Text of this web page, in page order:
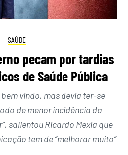
SAÚDE
pecam por tardias
de Saúde Pública
bem vindo, mas devia ter-se
de menor incidência da
salientou Ricardo Mexia que
tem de “melhorar muito”